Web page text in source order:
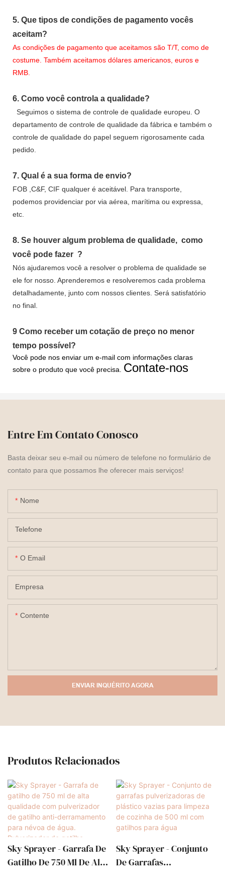
5. Que tipos de condições de pagamento vocês
aceitam?
As condições de pagamento que aceitamos são T/T, como de
costume. Também aceitamos dólares americanos, euros e
RMB.
6. Como você controla a qualidade?
Seguimos o sistema de controle de qualidade europeu. O
departamento de controle de qualidade da fábrica e também o
controle de qualidade do papel seguem rigorosamente cada
pedido.
7. Qual é a sua forma de envio?
FOB ,C&F, CIF qualquer é aceitável. Para transporte,
podemos providenciar por via aérea, marítima ou expressa,
etc.
8. Se houver algum problema de qualidade, como
você pode fazer ?
Nós ajudaremos você a resolver o problema de qualidade se
ele for nosso. Aprenderemos e resolveremos cada problema
detalhadamente, junto com nossos clientes. Será satisfatório
no final.
9 Como receber um cotação de preço no menor
tempo possível?
Você pode nos enviar um e-mail com informações claras
sobre o produto que você precisa. Contate-nos
Entre Em Contato Conosco
Basta deixar seu e-mail ou número de telefone no formulário de
contato para que possamos lhe oferecer mais serviços!
Nome
Telefone
O Email
Empresa
Contente
ENVIAR INQUÉRITO AGORA
Produtos Relacionados
Sky Sprayer - Garrafa De
Gatilho De 750 Ml De Alta
Sky Sprayer - Conjunto
De Garrafas